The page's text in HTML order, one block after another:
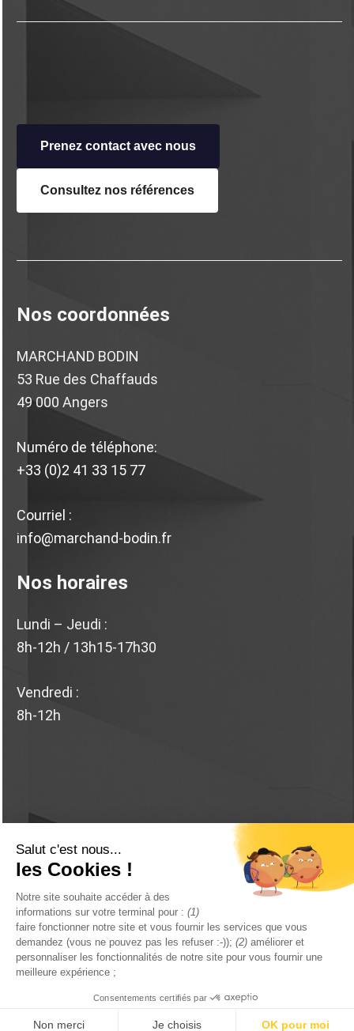
Prenez contact avec nous
Consultez nosréférences
Nos coordonnées
MARCHAND BODIN
53 Rue des Chaffauds
49 000 Angers
Numéro de téléphone:
+33 (0)2 41 33 15 77
Courriel :
info@marchand-bodin.fr
Nos horaires
Lundi – Jeudi :
8h-12h / 13h15-17h30
Vendredi :
8h-12h
© 2026 Marchand Bodin . Mentions légales.Politique de
confidentialité